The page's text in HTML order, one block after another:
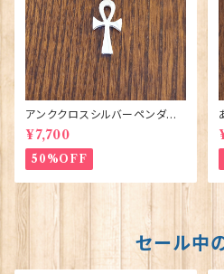
アンククロスシルバーペンダント
（P338）ORTAK 70156
¥7,700
50%OFF
セール中